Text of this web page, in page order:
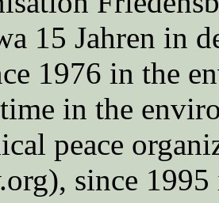
15 Jahren in
1976 in the
in the
peace
since